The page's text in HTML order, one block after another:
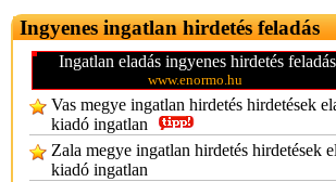
Ingyenes ingatlan hirdetés feladás
Ingatlan eladás ingyenes hirdetés feladás
www.enormo.hu
Vas megye ingatlan hirdetés hirdetések
kiadó ingatlan
Zala megye ingatlan hirdetés hirdetések
kiadó ingatlan